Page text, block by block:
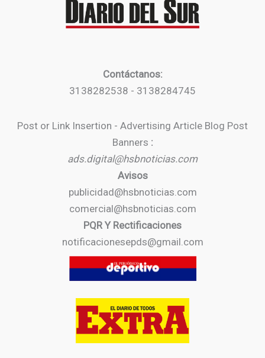
Contáctanos:
3138282538 - 3138284745
Post or Link Insertion - Advertising Article Blog Post
Banners :
ads.digital@hsbnoticias.com
Avisos
publicidad@hsbnoticias.com
comercial@hsbnoticias.com
PQR Y Rectificaciones
notificacionesepds@gmail.com